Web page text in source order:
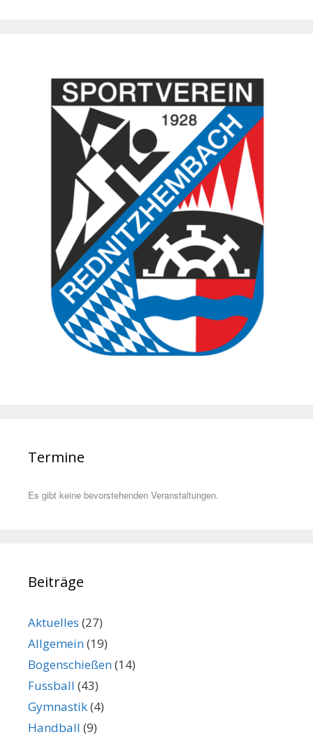
Termine
Es gibt keine bevorstehenden Veranstaltungen.
Beiträge
Aktuelles (27)
Allgemein(19)
Bogenschießen(14)
Fussball (43)
Gymnastik(4)
Handball (9)